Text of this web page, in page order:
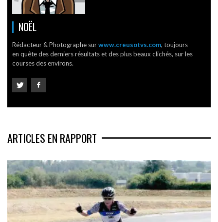
NOËL
Rédacteur & Photographe surwww.creusotvs.com, toujours
en quête des derniers résultats et des plus beaux clichés, sur les
courses des environs.
ARTICLES EN RAPPORT